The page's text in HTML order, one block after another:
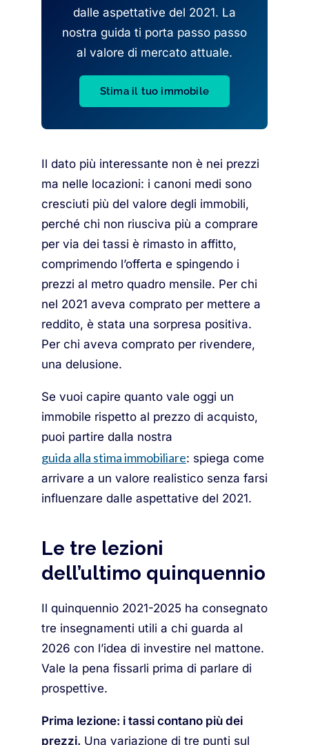
dalle aspettative del 2021. La
nostra guida ti porta passo passo
al valore di mercato attuale.
Stima il tuo immobile
Il dato più interessante non è nei prezzi
ma nelle locazioni: i canoni medi sono
cresciuti più del valore degli immobili,
perché chi non riusciva più a comprare
per via dei tassi è rimasto in affitto,
comprimendo l’offerta e spingendo i
prezzi al metro quadro mensile. Per chi
nel 2021 aveva comprato per mettere a
reddito, è stata una sorpresa positiva.
Per chi aveva comprato per rivendere,
una delusione.
Se vuoi capire quanto vale oggi un
immobile rispetto al prezzo di acquisto,
puoi partire dalla nostra
guida alla stima immobiliare: spiega come
arrivare a un valore realistico senza farsi
influenzare dalle aspettative del 2021.
Le tre lezioni
dell’ultimo quinquennio
Il quinquennio 2021-2025 ha consegnato
tre insegnamenti utili a chi guarda al
2026 con l’idea di investire nel mattone.
Vale la pena fissarli prima di parlare di
prospettive.
Prima lezione: i tassi contano più dei
prezzi. Una variazione di tre punti sul